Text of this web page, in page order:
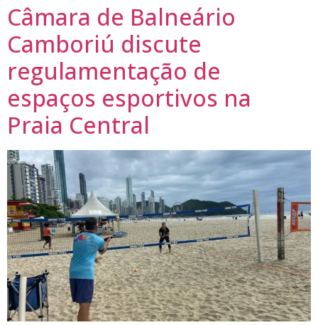
Câmara de Balneário
Camboriú discute
regulamentação de
espaços esportivos na
Praia Central